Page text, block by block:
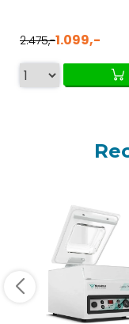
2.475,-1.099,-